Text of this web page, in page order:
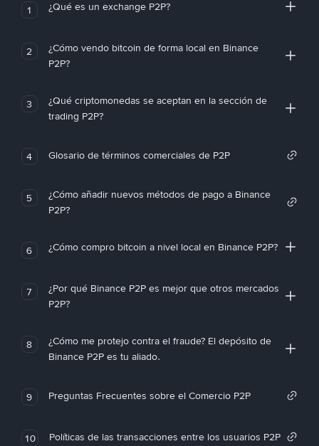
1 ¿Qué es un exchange P2P?
2
¿Cómo vendo bitcoin de forma local en Binance
P2P?
3
¿Qué criptomonedas se aceptan en la sección de
trading P2P?
4 Glosario de términos comerciales de P2P
5
¿Cómo añadir nuevos métodos de pago a Binance
P2P?
6 ¿Cómo compro bitcoin a nivel local en Binance P2P?
7
¿Por qué Binance P2P es mejor que otros mercados
P2P?
8
¿Cómo me protejo contra el fraude? El depósito de
Binance P2P es tu aliado.
9 Preguntas Frecuentes sobre el Comercio P2P
10 Políticas de las transacciones entre los usuarios P2P